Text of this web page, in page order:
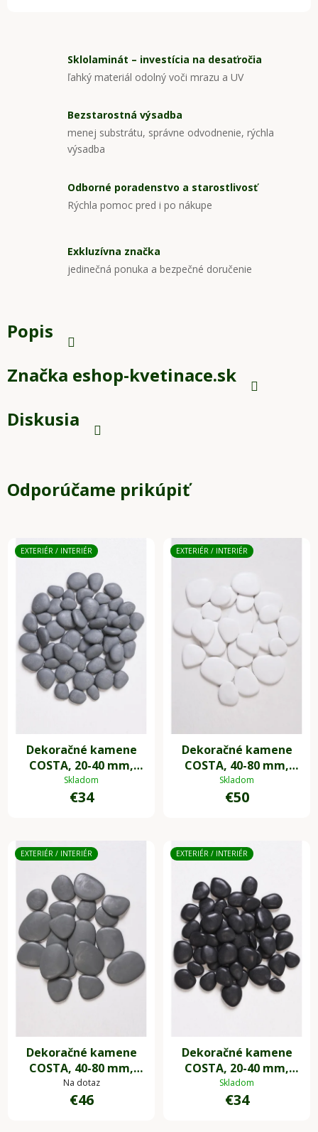
Sklolaminát – investícia na desaťročia
ľahký materiál odolný voči mrazu a UV
Bezstarostná výsadba
menej substrátu, správne odvodnenie, rýchla
výsadba
Odborné poradenstvo a starostlivosť
Rýchla pomoc pred i po nákupe
Exkluzívna značka
jedinečná ponuka a bezpečné doručenie
Popis
Značka eshop-kvetinace.sk
Diskusia
Odporúčame prikúpiť
EXTERIÉR / INTERIÉR
Dekoračné kamene
COSTA, 20-40 mm,
plast, sivá
Skladom
€34
EXTERIÉR / INTERIÉR
Dekoračné kamene
COSTA, 40-80 mm,
plast, biela
Skladom
€50
EXTERIÉR / INTERIÉR
Dekoračné kamene
COSTA, 40-80 mm,
plast, sivá
Na dotaz
€46
EXTERIÉR / INTERIÉR
Dekoračné kamene
COSTA, 20-40 mm,
plast, čierna
Skladom
€34